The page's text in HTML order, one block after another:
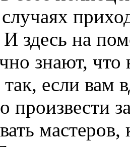
И здесь на
знают, что
если вам
произвести